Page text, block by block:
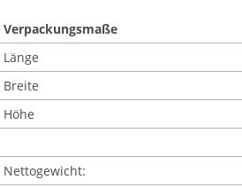
Verpackungsmaße
Länge
Breite
Höhe
Nettogewicht: